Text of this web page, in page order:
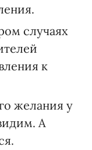
случаях
к
желания у
А